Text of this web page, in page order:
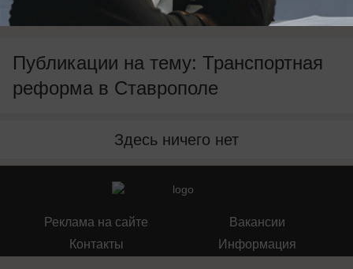
Публикации на тему: Транспортная
реформа в Ставрополе
Здесь ничего нет
Реклама на сайте
Контакты
Вакансии
Информация